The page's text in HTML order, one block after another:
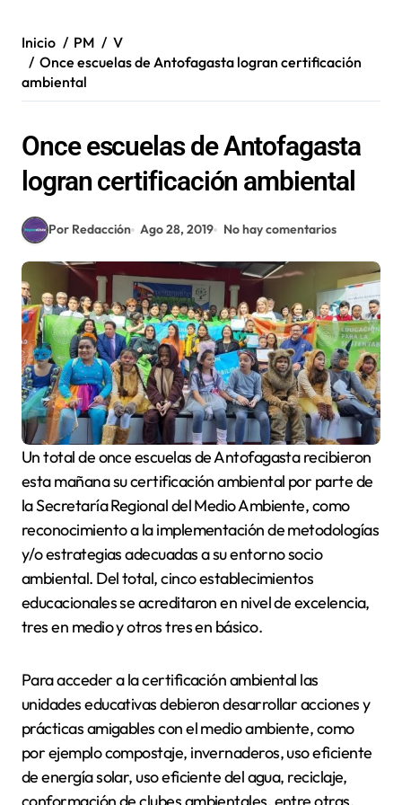
Inicio PM
V
Once escuelas de Antofagasta logran certificación
ambiental
Once escuelas de Antofagasta
logran certificación ambiental
Por Redacción Ago 28, 2019 No hay comentarios
Un total de once escuelas de Antofagasta recibieron
esta mañana su certificación ambiental por parte de
la Secretaría Regional del Medio Ambiente, como
reconocimiento a la implementación de metodologías
y/o estrategias adecuadas a su entorno socio
ambiental. Del total, cinco establecimientos
educacionales se acreditaron en nivel de excelencia,
tres en medio y otros tres en básico.
Para acceder a la certificación ambiental las
unidades educativas debieron desarrollar acciones y
prácticas amigables con el medio ambiente, como
por ejemplo compostaje, invernaderos, uso eficiente
de energía solar, uso eficiente del agua, reciclaje,